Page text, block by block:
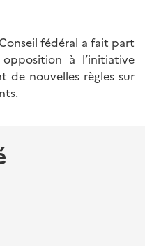
fédéral a fait part
à l’initiative
de nouvelles règles sur